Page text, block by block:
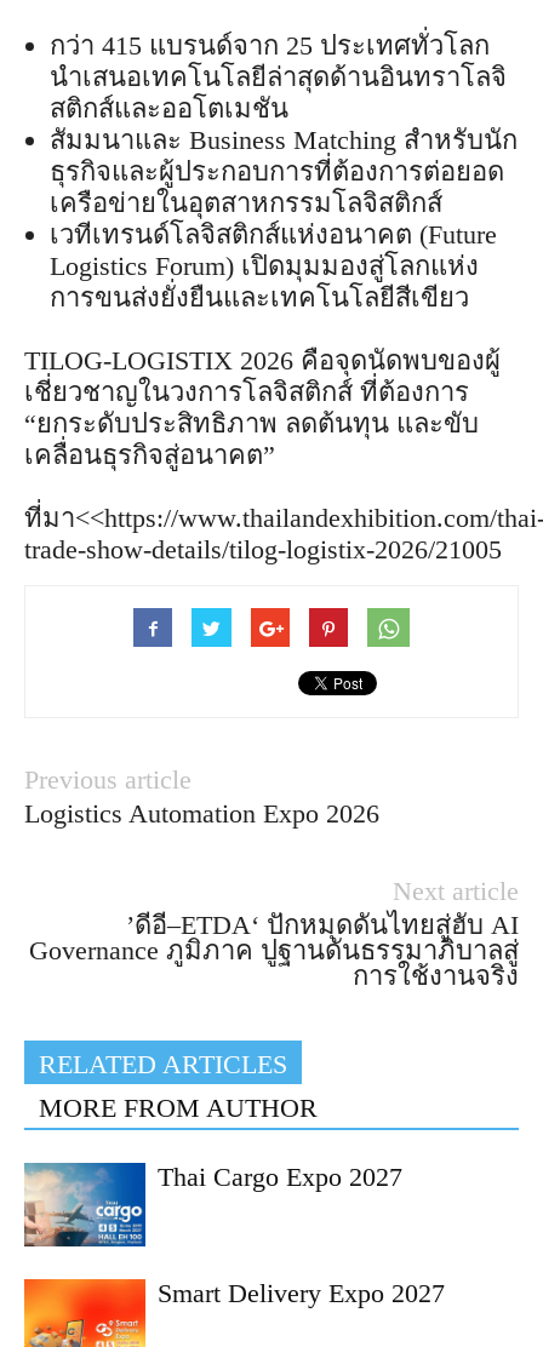
กว่า 415 แบรนด์จาก 25 ประเทศทั่วโลก
นำเสนอเทคโนโลยีล่าสุดด้านอินทราโลจิ
สติกส์และออโตเมชัน
สัมมนาและ Business Matching สำหรับนัก
ธุรกิจและผู้ประกอบการที่ต้องการต่อยอด
เครือข่ายในอุตสาหกรรมโลจิสติกส์
เวทีเทรนด์โลจิสติกส์แห่งอนาคต (Future
Logistics Forum) เปิดมุมมองสู่โลกแห่ง
การขนส่งยั่งยืนและเทคโนโลยีสีเขียว
TILOG-LOGISTIX 2026 คือจุดนัดพบของผู้
เชี่ยวชาญในวงการโลจิสติกส์ ที่ต้องการ
“ยกระดับประสิทธิภาพ ลดต้นทุน และขับ
เคลื่อนธุรกิจสู่อนาคต”
ที่มา<<https://www.thailandexhibition.com/
trade-show-details/tilog-logistix-2026/21005
Previous article
Logistics Automation Expo 2026
Next article
’ดีอี–ETDA‘ ปักหมุดดันไทยสู่ฮับ AI
Governance ภูมิภาค ปูฐานดันธรรมาภิบาลสู่
การใช้งานจริง
RELATED ARTICLES
MORE FROM AUTHOR
Thai Cargo Expo 2027
Smart Delivery Expo 2027